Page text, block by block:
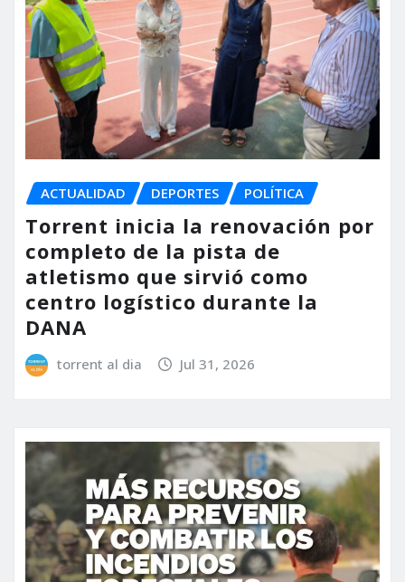
ACTUALIDAD DEPORTES POLÍTICA
Torrent inicia la renovación por
completo de la pista de
atletismo que sirvió como
centro logístico durante la
DANA
torrent al dia Jul 31, 2026